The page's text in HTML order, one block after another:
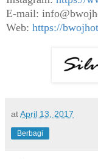
E-mail:
Web: https://
atApril 13, 2017
Berbagi